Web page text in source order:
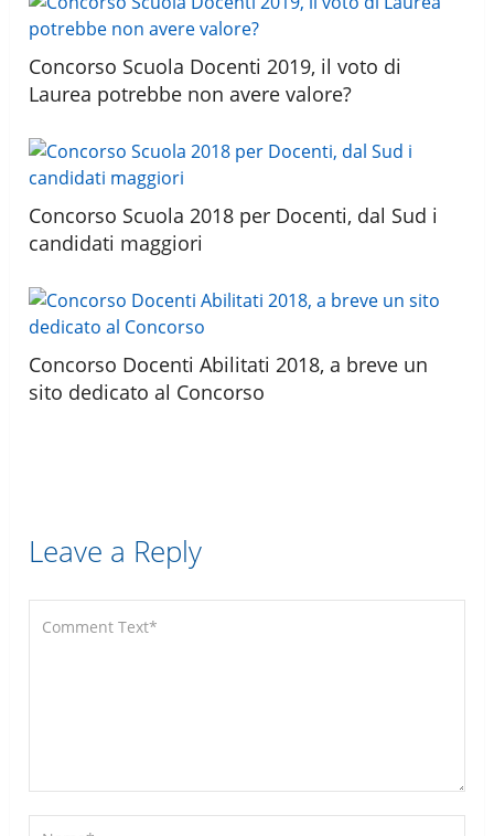
Concorso Scuola Docenti 2019, il voto di
Laurea potrebbe non avere valore?
Concorso Scuola 2018 per Docenti, dal Sud i
candidati maggiori
Concorso Docenti Abilitati 2018, a breve un
sito dedicato al Concorso
Leave a Reply